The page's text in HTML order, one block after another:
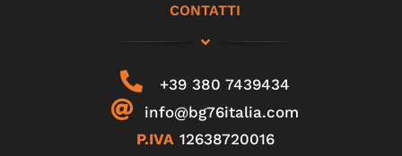
CONTATTI
+39 380 7439434
info@bg76italia.com
P.IVA 12638720016